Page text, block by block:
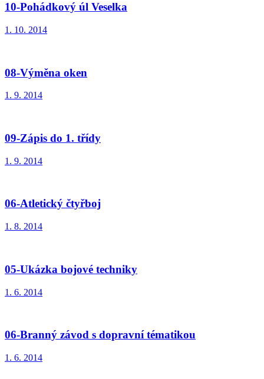
10-Pohádkový úl Veselka
1. 10. 2014
08-Výměna oken
1. 9. 2014
09-Zápis do 1. třídy
1. 9. 2014
06-Atletický čtyřboj
1. 8. 2014
05-Ukázka bojové techniky
1. 6. 2014
06-Branný závod s dopravní tématikou
1. 6. 2014